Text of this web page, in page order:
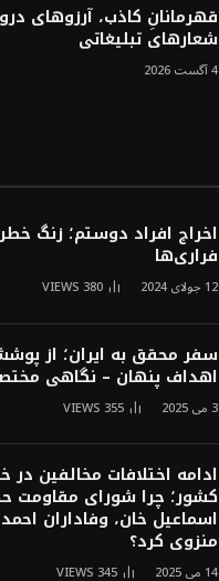
قهرمانانِ کاذب، آرزوهای
شعارهای تبلیغاتی
4 آگست 2026
اخراج افراد دوستم؛ زنگ
فراری‌ها
12 جولای 2024 380
VIEWS
سفر محقق به ایران؛ از
اهداف پنهان – نگاهی
3 می 2025 355
VIEWS
ادامه اختلافات مخالفین در
کشور؛ چرا شورای مقاومت
اسماعیل خان، وفاداران
منزوی کرد؟
14 می 2025 345
VIEWS